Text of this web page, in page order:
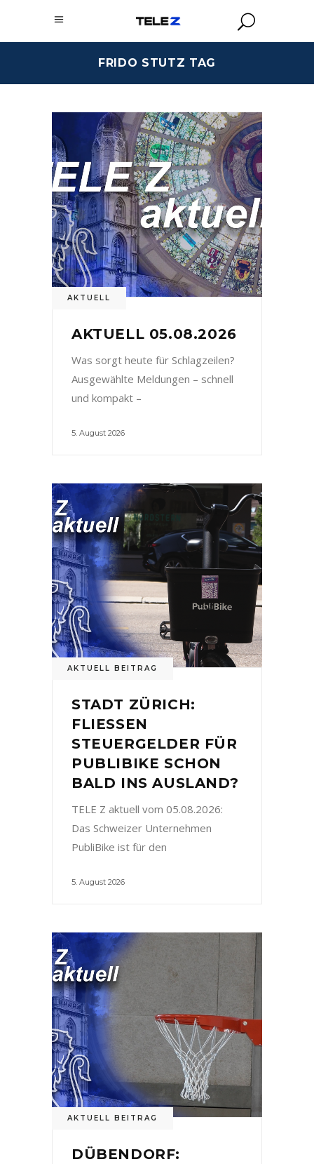
FRIDO STUTZ TAG
AKTUELL
AKTUELL 05.08.2026
Was sorgt heute für Schlagzeilen?
Ausgewählte Meldungen – schnell
und kompakt –
5. August 2026
AKTUELL BEITRAG
STADT ZÜRICH:
FLIESSEN
STEUERGELDER FÜR
PUBLIBIKE SCHON
BALD INS AUSLAND?
TELE Z aktuell vom 05.08.2026:
Das Schweizer Unternehmen
PubliBike ist für den
5. August 2026
AKTUELL BEITRAG
DÜBENDORF: